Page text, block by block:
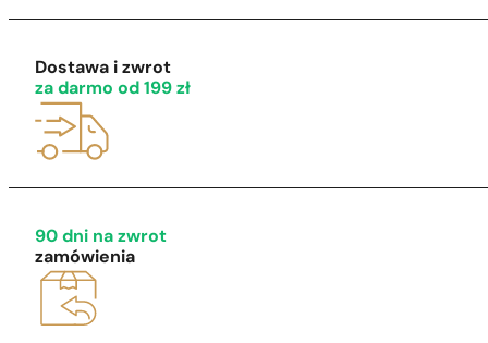
Dostawa i zwrot
za darmo od 199 zł
90 dni na zwrot
zamówienia